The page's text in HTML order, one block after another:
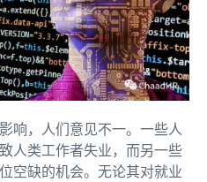
响，人们意见不一。一些人
人类工作者失业，而另一些
空缺的机会。无论其对就业